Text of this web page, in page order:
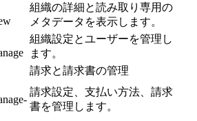
組織の詳細と読み取り専用の
メタデータを表示します。
組織設定とユーザーを管理し
ます。
請求と請求書の管理
請求設定、支払い方法、請求
書を管理します。